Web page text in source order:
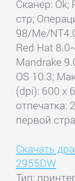
Сканер: Ok;
стр;
98/Me/
Red Hat
Mandrake
OS 10.3;
(dpi): 600 x
отпечатка:
первой
Скачать
2955DW
Тип: